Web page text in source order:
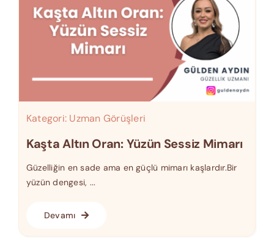
Kategori: Uzman Görüşleri
Kaşta Altın Oran: Yüzün Sessiz Mimarı
Güzelliğin en sade ama en güçlü mimarı kaşlardır.Bir
yüzün dengesi, ...
Devamı